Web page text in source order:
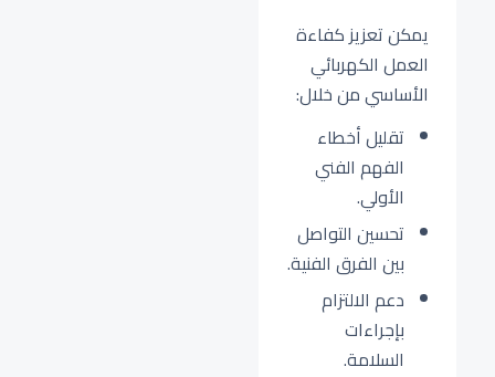
يمكن تعزيز كفاءة
العمل الكهربائي
الأساسي من خلال:
تقليل أخطاء
الفهم الفني
الأولي.
تحسين التواصل
بين الفرق الفنية.
دعم الالتزام
بإجراءات
السلامة.